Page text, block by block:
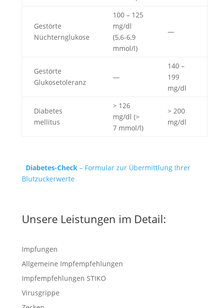
Gestörte
Nüchternglukose
100 – 125
mg/dl
(5,6-6,9
mmol/l)
—
Gestörte
Glukosetoleranz
—
140 –
199
mg/dl
Diabetes
mellitus
> 126
mg/dl (>
7 mmol/l)
> 200
mg/dl
Diabetes-Check– Formular zur Übermittlung Ihrer
Blutzuckerwerte
Unsere Leistungen im Detail:
Impfungen
Allgemeine Impfempfehlungen
Impfempfehlungen STIKO
Virusgrippe